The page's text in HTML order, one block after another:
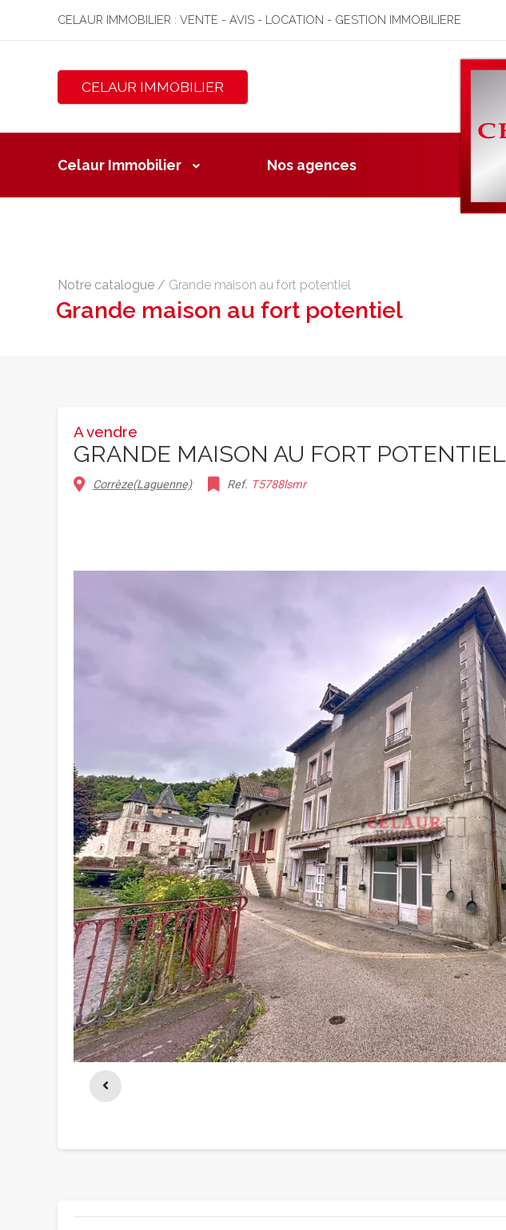
CELAUR IMMOBILIER : VENTE - AVIS - LOCATION - GESTION IMMOBILIERE
CELAUR IMMOBILIER
Celaur Immobilier Nos agences
Notre catalogue / Grande maison au fort potentiel
Grande maison au fort potentiel
A vendre
GRANDE MAISON AU FORT POTENTIEL
Corrèze(Laguenne) Ref. T5788lsmr